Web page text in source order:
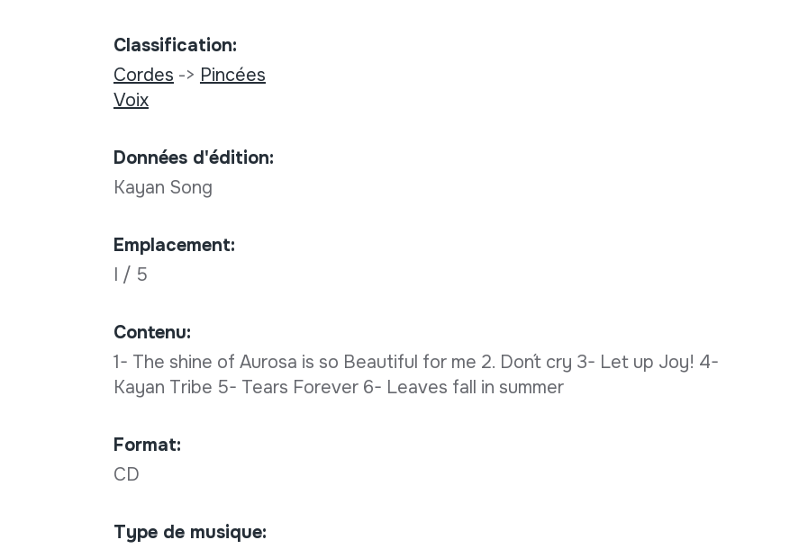
Classification:
Cordes -> Pincées
Voix
Données d'édition:
Kayan Song
Emplacement:
I / 5
Contenu:
1- The shine of Aurosa is so Beautiful for me 2. Don´t cry 3- Let up Joy! 4-
Kayan Tribe 5- Tears Forever 6- Leaves fall in summer
Format:
CD
Type de musique: